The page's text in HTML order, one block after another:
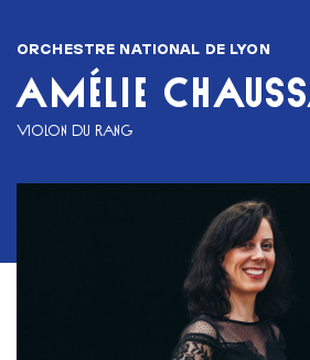
ORCHESTRE NATIONAL DE LYON
AMÉLIE
VIOLON DU RANG